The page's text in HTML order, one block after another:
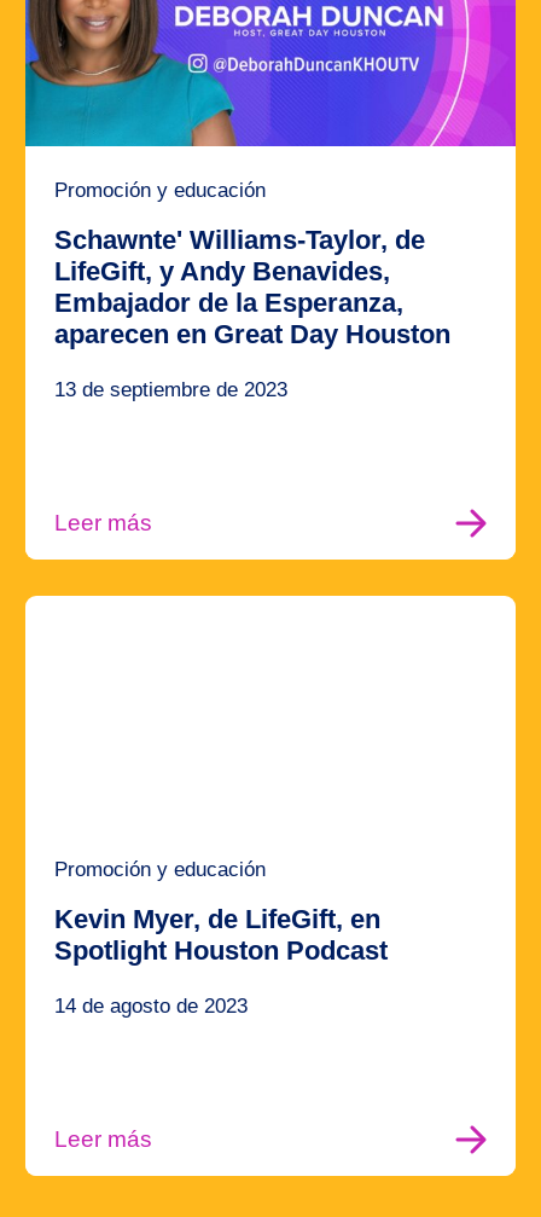
Promoción y educación
Schawnte' Williams-Taylor, de
LifeGift, y Andy Benavides,
Embajador de la Esperanza,
aparecen en Great Day Houston
13 de septiembre de 2023
Leer más
Promoción y educación
Kevin Myer, de LifeGift, en
Spotlight Houston Podcast
14 de agosto de 2023
Leer más